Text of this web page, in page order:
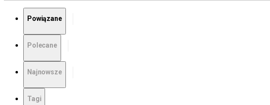
Powiązane
Polecane
Najnowsze
Tagi